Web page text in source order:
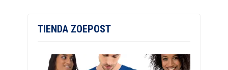
TIENDA ZOEPOST